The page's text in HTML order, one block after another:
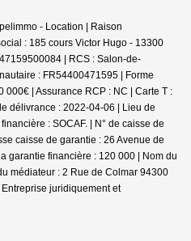
- Location | Raison
: 185 cours Victor Hugo - 13300
| RCS : Salon-de-
: FR54400471595 | Forme
000€ | Assurance RCP : NC | Carte T :
délivrance : 2022-04-06 | Lieu de
: SOCAF. | N° de caisse de
caisse de garantie : 26 Avenue de
garantie financière : 120 000 | Nom du
médiateur : 2 Rue de Colmar 94300
Entreprise juridiquement et